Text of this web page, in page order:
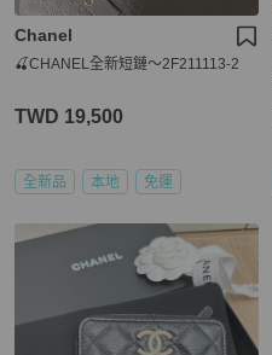
Chanel
🍒CHANEL全新短鏈～2F211113-2
TWD 19,500
全新品 本地 免運